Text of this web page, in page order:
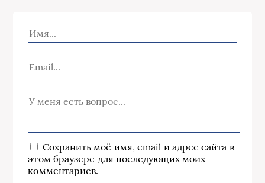
Сохранить моё имя, email и адрес сайта в
этом браузере для последующих моих
комментариев.